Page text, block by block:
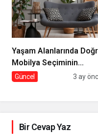
Yaşam Alanlarında
Mobilya Seçiminin
İncelikleri
Güncel 3 ay
Bir Cevap Yaz